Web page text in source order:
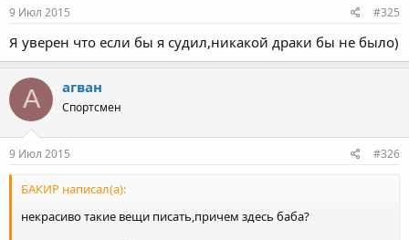
9 Июл 2015 #325
Я уверен что если бы я судил,никакой драки бы не было)
А агван
Спортсмен
9 Июл 2015 #326
БАКИР написал(а):
некрасиво такие вещи писать,причем здесь баба?